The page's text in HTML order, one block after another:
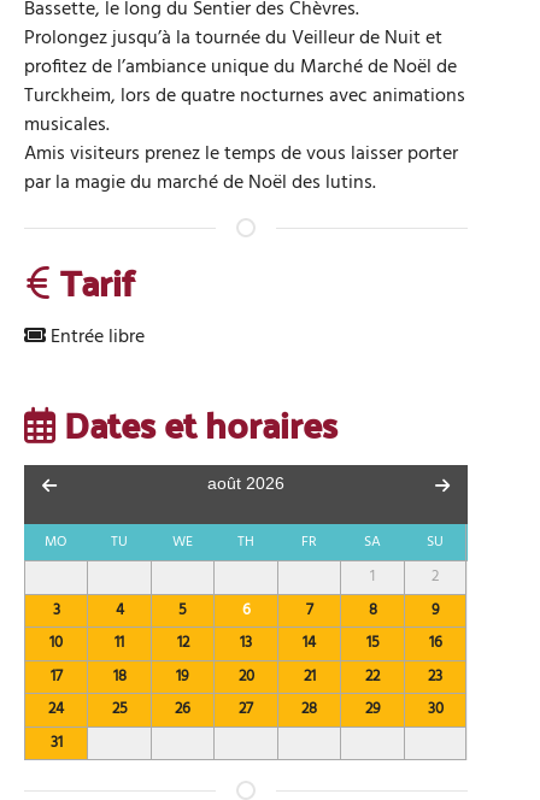
Bassette, le long du Sentier des Chèvres.
Prolongez jusqu’à la tournée du Veilleur de Nuit et
profitez de l’ambiance unique du Marché de Noël de
Turckheim, lors de quatre nocturnes avec animations
musicales.
Amis visiteurs prenez le temps de vous laisser porter
par la magie du marché de Noël des lutins.
Tarif
Entrée libre
Dates et horaires
août 2026
MO TU WE TH FR SA SU
1
2
3
4 5 6 7 8
9
10
11 12 13 14 15
16
17
18 19 20 21 22
23
24
25 26 27 28 29
30
31